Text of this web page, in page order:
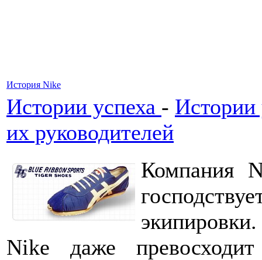
История Nike
Истории успеха - Истории
их руководителей
Компания
Nike даже